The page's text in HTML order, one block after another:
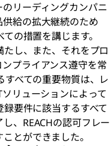
リーディングカンパニ
給の拡大継続のため
の措置を講じます。
たし、また、それをプロ
プライアンス遵守を常
すべての重要物質は、レ
リューションによって
要件に該当するすべて
、REACHの認可フレー
とができました。